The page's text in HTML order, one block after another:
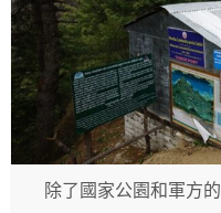
除了國家公園和軍方